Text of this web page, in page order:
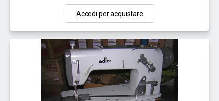
Accedi per acquistare